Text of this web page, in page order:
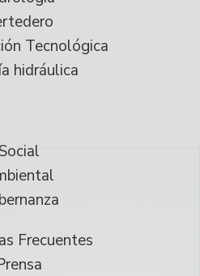
Tecnológica
hidráulica
Social
Frecuentes